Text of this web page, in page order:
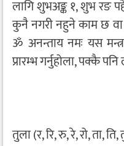
लागि शुभअङ्क १, शुभ रङ
कुनै नगरी नहुने काम छ
ॐ अनन्ताय नमः यस
प्रारम्भ गर्नुहोला, पक्कै
तुला (र, रि, रु, रे, रो, ता,